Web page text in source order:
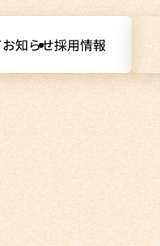
お知らせ採用情報